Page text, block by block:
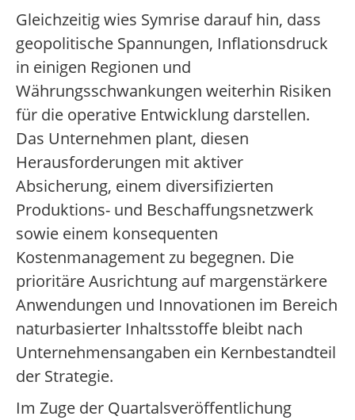
Gleichzeitig wies Symrise darauf hin, dass
geopolitische Spannungen, Inflationsdruck
in einigen Regionen und
Währungsschwankungen weiterhin Risiken
für die operative Entwicklung darstellen.
Das Unternehmen plant, diesen
Herausforderungen mit aktiver
Absicherung, einem diversifizierten
Produktions- und Beschaffungsnetzwerk
sowie einem konsequenten
Kostenmanagement zu begegnen. Die
prioritäre Ausrichtung auf margenstärkere
Anwendungen und Innovationen im Bereich
naturbasierter Inhaltsstoffe bleibt nach
Unternehmensangaben ein Kernbestandteil
der Strategie.
Im Zuge der Quartalsveröffentlichung